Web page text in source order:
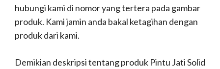
hubungi kami di nomor yang tertera pada gambar
produk. Kami jamin anda bakal ketagihan dengan
produk dari kami.
Demikian deskripsi tentang produk Pintu Jati Solid